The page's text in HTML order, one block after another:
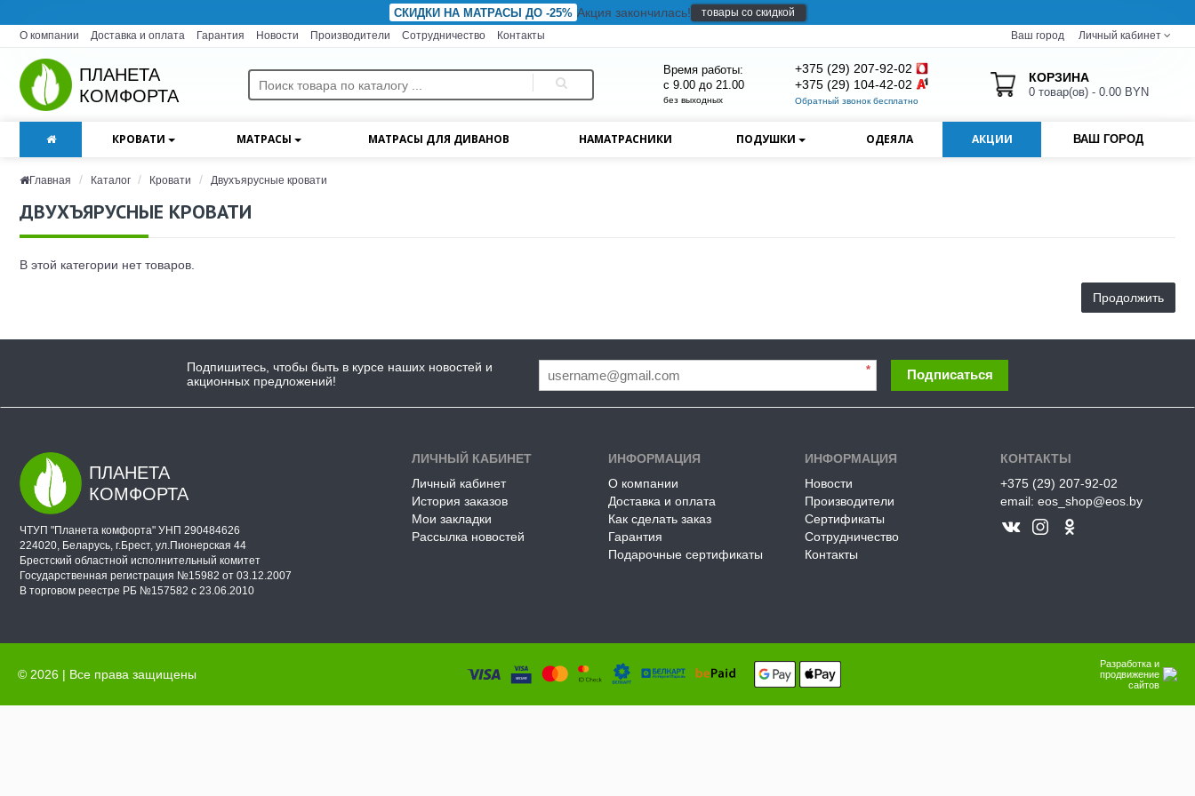
СКИДКИ НА МАТРАСЫ ДО -25% Акция закончилась!
товары со скидкой
О компании
Доставка и оплата Гарантия Новости Производители Сотрудничество Контакты Ваш город Личный кабинет
ПЛАНЕТА
КОМФОРТА
Время работы:
с 9.00 до 21.00
без выходных
+375 (29) 207-92-02
+375 (29) 104-42-02
Обратный звонок бесплатно
КОРЗИНА
0 товар(ов) - 0.00 BYN
КРОВАТИ МАТРАСЫ МАТРАСЫ ДЛЯ ДИВАНОВ НАМАТРАСНИКИ ПОДУШКИ ОДЕЯЛА АКЦИИ ВАШ ГОРОД
Главная Каталог Кровати Двухъярусные кровати
ДВУХЪЯРУСНЫЕ КРОВАТИ
В этой категории нет товаров.
Продолжить
Подпишитесь, чтобы быть в курсе наших новостей и
акционных предложений!
* Подписаться
ПЛАНЕТА
КОМФОРТА
ЧТУП "Планета комфорта" УНП 290484626
224020, Беларусь, г.Брест, ул.Пионерская 44
Брестский областной исполнительный комитет
Государственная регистрация №15982 от 03.12.2007
В торговом реестре РБ №157582 с 23.06.2010
ЛИЧНЫЙ КАБИНЕТ
Личный кабинет
История заказов
Мои закладки
Рассылка новостей
ИНФОРМАЦИЯ
О компании
Доставка и оплата
Как сделать заказ
Гарантия
Подарочные сертификаты
ИНФОРМАЦИЯ
Новости
Производители
Сертификаты
Сотрудничество
Контакты
КОНТАКТЫ
+375 (29) 207-92-02
email: eos_shop@eos.by
© 2026 | Все права защищены
Разработка и
продвижение
сайтов